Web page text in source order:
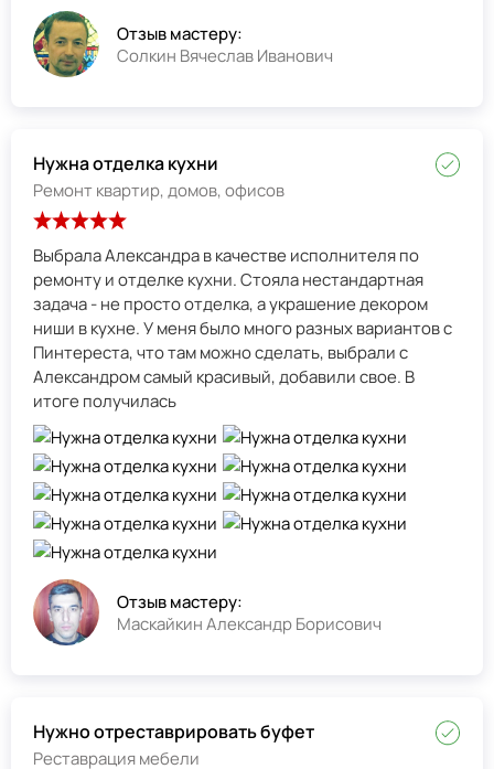
Отзыв мастеру:
Солкин Вячеслав Иванович
Нужна отделка кухни
Ремонт квартир, домов, офисов
Выбрала Александра в качестве исполнителя по
ремонту и отделке кухни. Стояла нестандартная
задача - не просто отделка, а украшение декором
ниши в кухне. У меня было много разных вариантов с
Пинтереста, что там можно сделать, выбрали с
Александром самый красивый, добавили свое. В
итоге получилась
Отзыв мастеру:
Маскайкин Александр Борисович
Нужно отреставрировать буфет
Реставрация мебели